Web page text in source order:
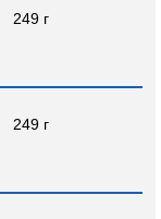
249 г
249 г